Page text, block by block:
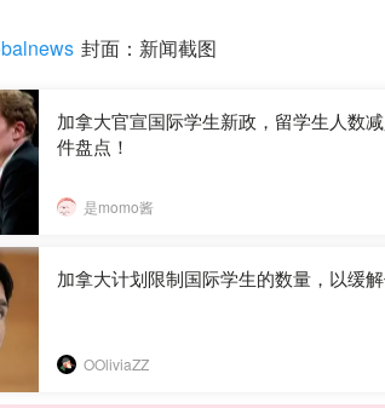
封面：新闻截图
加拿大官宣国际学生新政，留学生人数
件盘点！
是momo酱
加拿大计划限制国际学生的数量，以缓解
OOliviaZZ